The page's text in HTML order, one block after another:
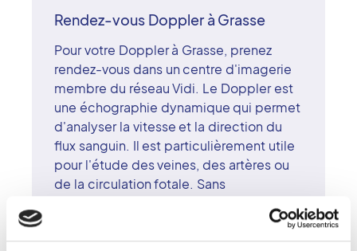
Rendez-vous Doppler à Grasse
Pour votre Doppler à Grasse, prenez
rendez-vous dans un centre d'imagerie
membre du réseau Vidi. Le Doppler est
une échographie dynamique qui permet
d'analyser la vitesse et la direction du
flux sanguin. Il est particulièrement utile
pour l'étude des veines, des artères ou
de la circulation fotale. Sans
précieuses sur l'état du système